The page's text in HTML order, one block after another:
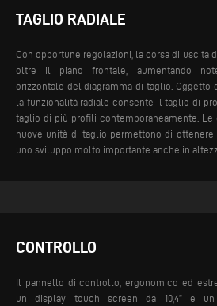
TAGLIO RADIALE
Con opportune regolazioni, la corsa di uscita
oltre il piano frontale, aumentando
orizzontale del diagramma di taglio. Oggetto
la funzionalità radiale consente il taglio di
taglio di più profili contemporaneamente.
nuove unità di taglio permettono di
uno sviluppo molto importante anche in
CONTROLLO
Il pannello di controllo, ergonomico ed
un display touch screen da 10,4” e un